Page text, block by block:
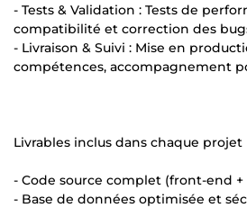
- Tests & Validation : Tests de
compatibilité et correction des
- Livraison & Suivi : Mise en
compétences, accompagnement
Livrables inclus dans chaque projet
- Code source complet (front-end
- Base de données optimisée et